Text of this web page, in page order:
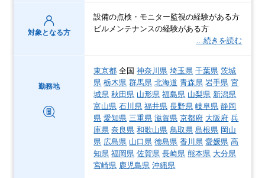
対象となる方
設備の点検・モニター監視の経験がある方
ビルメンテナンスの経験がある方
…続きを読む
勤務地
東京都 全国神奈川県 埼玉県 千葉県 茨城
県 栃木県 群馬県 北海道 青森県 岩手県 宮
城県 秋田県 山形県 福島県 山梨県 新潟県
富山県 石川県 福井県 長野県 岐阜県 静岡
県 愛知県 三重県 滋賀県 京都府 大阪府 兵
庫県 奈良県 和歌山県 鳥取県 島根県 岡山
県 広島県 山口県 徳島県 香川県 愛媛県 高
知県 福岡県 佐賀県 長崎県 熊本県 大分県
宮崎県 鹿児島県 沖縄県